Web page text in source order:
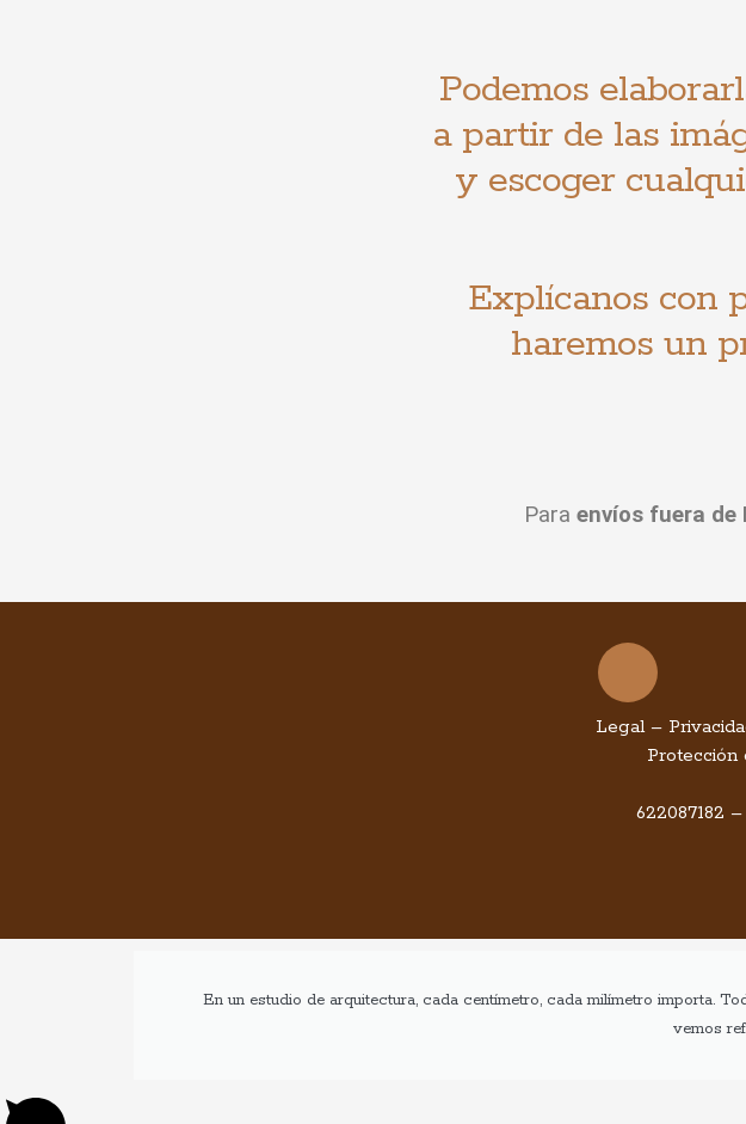
Podemos
a partir de las
y escoger
Explícanos con
haremos un
Para envíos fuera de
Legal–
Protección
622087182
En un estudio de arquitectura, cada centímetro, cada milímetro importa.
vemos